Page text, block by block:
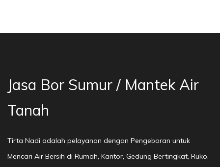
Jasa Bor Sumur / Mantek Air
Tanah
Tirta Nadi adalah pelayanan dengan Pengeboran untuk
Mencari Air Bersih di Rumah, Kantor, Gedung Bertingkat, Ruko,